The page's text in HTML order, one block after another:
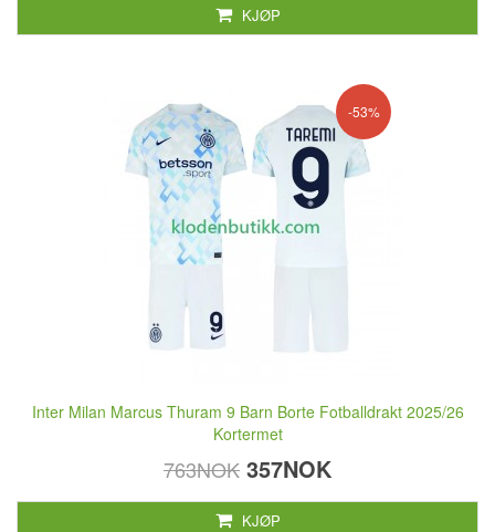
KJØP
-53%
Inter Milan Marcus Thuram 9 Barn Borte Fotballdrakt 2025/26
Kortermet
763NOK 357NOK
KJØP